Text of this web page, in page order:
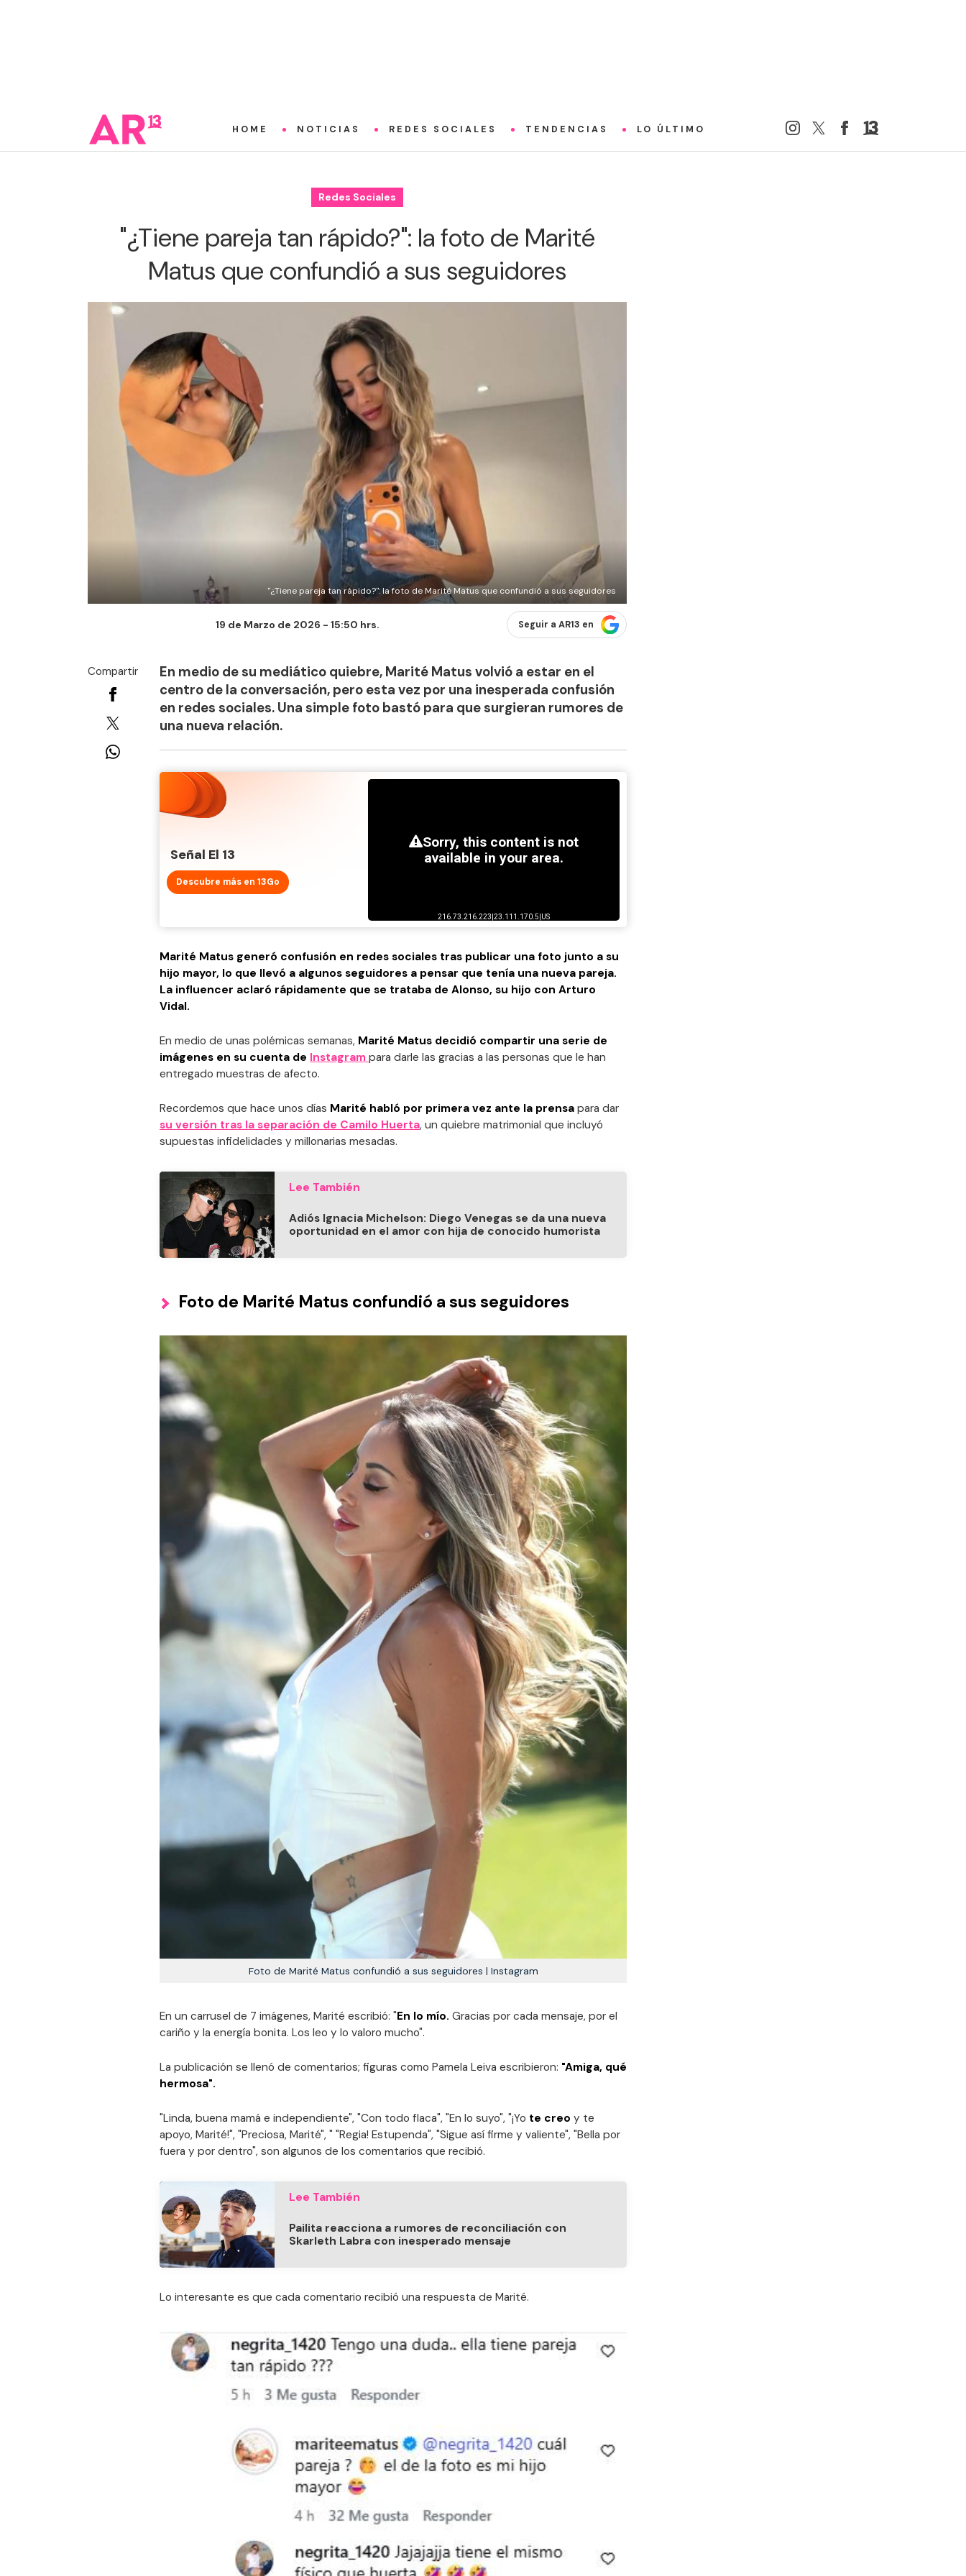
HOME NOTICIAS REDES SOCIALES TENDENCIAS LO ÚLTIMO
Redes Sociales
"¿Tiene pareja tan rápido?": la foto de Marité
Matus que confundió a sus seguidores
"¿Tiene pareja tan rápido?": la foto de Marité Matus que confundió a sus seguidores
19 de Marzo de 2026 - 15:50 hrs. Seguir a AR13 en
Compartir
En medio de su mediático quiebre, Marité Matus volvió a estar en el
centro de la conversación, pero esta vez por una inesperada confusión
en redes sociales. Una simple foto bastó para que surgieran rumores de
una nueva relación.
Señal El 13
Descubre más en 13Go
Marité Matus generó confusión en redes sociales tras publicar una foto junto a su
hijo mayor, lo que llevó a algunos seguidores a pensar que tenía una nueva pareja.
La influencer aclaró rápidamente que se trataba de Alonso, su hijo con Arturo
Vidal.
En medio de unas polémicas semanas, Marité Matus decidió compartir una serie de
imágenes en su cuenta de Instagram para darle las gracias a las personas que le han
entregado muestras de afecto.
Recordemos que hace unos días Marité habló por primera vez ante la prensa para dar
su versión tras la separación de Camilo Huerta, un quiebre matrimonial que incluyó
supuestas infidelidades y millonarias mesadas.
Lee También
Adiós Ignacia Michelson: Diego Venegas se da una nueva
oportunidad en el amor con hija de conocido humorista
Foto de Marité Matus confundió a sus seguidores
Foto de Marité Matus confundió a sus seguidores | Instagram
En un carrusel de 7 imágenes, Marité escribió: "En lo mío. Gracias por cada mensaje, por el
cariño y la energía bonita. Los leo y lo valoro mucho".
La publicación se llenó de comentarios; figuras como Pamela Leiva escribieron: "Amiga, qué
hermosa".
"Linda, buena mamá e independiente", "Con todo flaca", "En lo suyo", "¡Yo te creo y te
apoyo, Marité!", "Preciosa, Marité", " "Regia! Estupenda", "Sigue así firme y valiente", "Bella por
fuera y por dentro", son algunos de los comentarios que recibió.
Lee También
Pailita reacciona a rumores de reconciliación con
Skarleth Labra con inesperado mensaje
Lo interesante es que cada comentario recibió una respuesta de Marité.